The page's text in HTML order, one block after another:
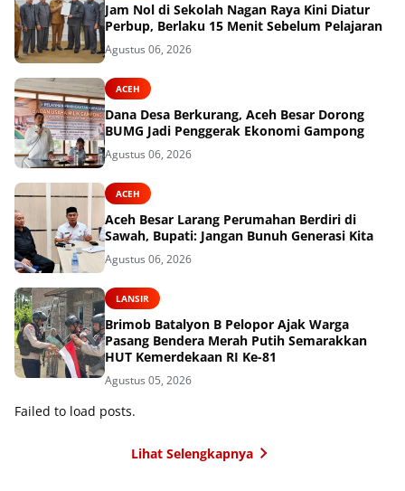
Jam Nol di Sekolah Nagan Raya Kini Diatur
Perbup, Berlaku 15 Menit Sebelum Pelajaran
Agustus 06, 2026
ACEH
Dana Desa Berkurang, Aceh Besar Dorong
BUMG Jadi Penggerak Ekonomi Gampong
Agustus 06, 2026
ACEH
Aceh Besar Larang Perumahan Berdiri di
Sawah, Bupati: Jangan Bunuh Generasi Kita
Agustus 06, 2026
LANSIR
Brimob Batalyon B Pelopor Ajak Warga
Pasang Bendera Merah Putih Semarakkan
HUT Kemerdekaan RI Ke-81
Agustus 05, 2026
Failed to load posts.
Lihat Selengkapnya